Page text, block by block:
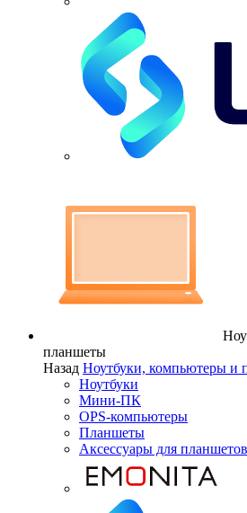
планшеты
Назад Ноутбуки, компьютеры и
Ноутбуки
Мини-ПК
OPS-компьютеры
Планшеты
Аксессуары для планшетов